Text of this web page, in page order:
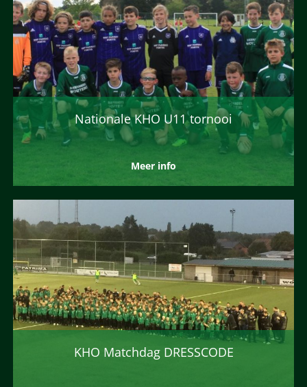
Nationale KHO U11 tornooi
Meer info
KHO Matchdag DRESSCODE